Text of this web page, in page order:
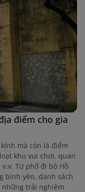
điểm cho gia
mà còn là điểm
khu vui chơi, quán
Từ phố đi bộ Hồ
bình yên, danh sách
những trải nghiệm